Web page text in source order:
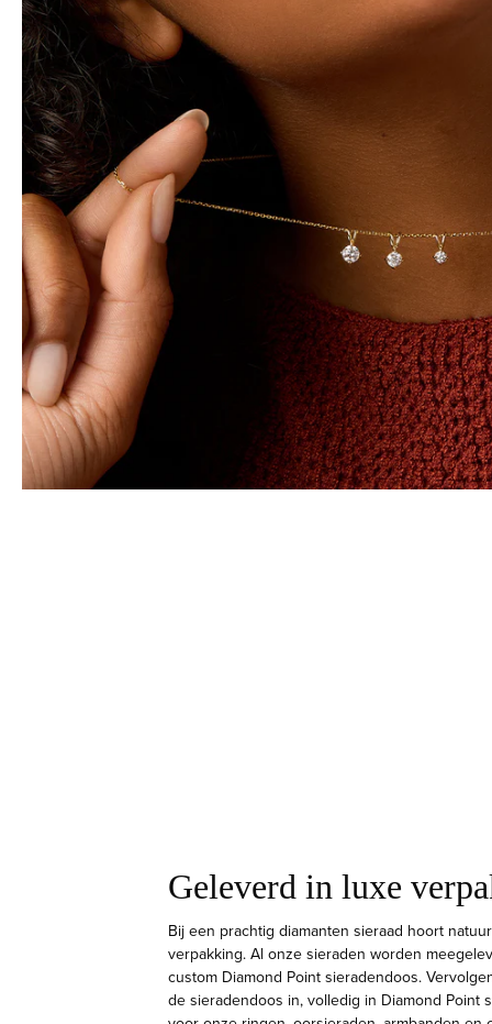
Geleverd in luxe
Bij een prachtig diamanten sieraad hoort
verpakking. Al onze sieraden worden
custom Diamond Point sieradendoos.
de sieradendoos in, volledig in Diamond Point